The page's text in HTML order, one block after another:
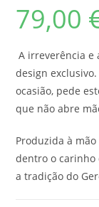
79,00
A irreverência e
design
ocasião, pede
que não abre
Produzida à
dentro o carinho
a tradição do